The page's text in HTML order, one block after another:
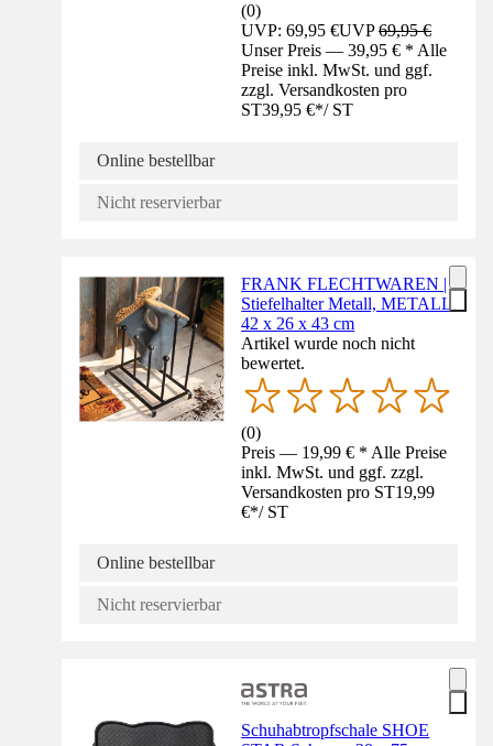
(0)
UVP: 69,95 €UVP69,95 €
Unser Preis — 39,95 € * Alle
Preise inkl. MwSt. und ggf.
zzgl. Versandkosten pro
ST39,95 €*/ ST
Online bestellbar
Nicht reservierbar
FRANK FLECHTWAREN |
Stiefelhalter Metall, METALL,
42 x 26 x 43 cm
Artikel wurde noch nicht
bewertet.
(0)
Preis — 19,99 € * Alle Preise
inkl. MwSt. und ggf. zzgl.
Versandkosten pro ST19,99
€*/ ST
Online bestellbar
Nicht reservierbar
Schuhabtropfschale SHOE